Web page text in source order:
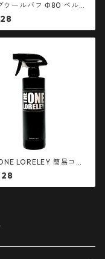
ウールバフ Φ80 ベルク
1枚
LORELEY 簡易コー
グ剤 500ml